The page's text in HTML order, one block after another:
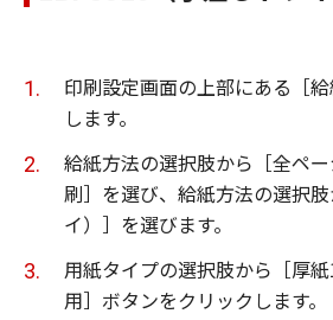
印刷設定画面の上部にある［
します。
給紙方法の選択肢から［全ペ
刷］を選び、給紙方法の選択
イ）］を選びます。
用紙タイプの選択肢から［厚
用］ボタンをクリックします。